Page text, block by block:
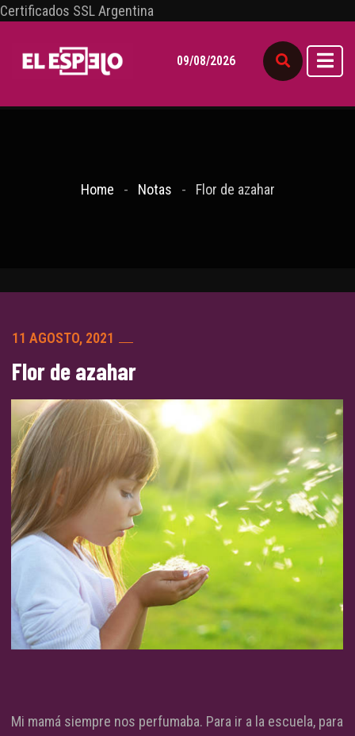
Certificados SSL Argentina
09/08/2026
Home Notas Flor de azahar
11 AGOSTO, 2021
Flor de azahar
Mi mamá siempre nos perfumaba. Para ir a la escuela, para